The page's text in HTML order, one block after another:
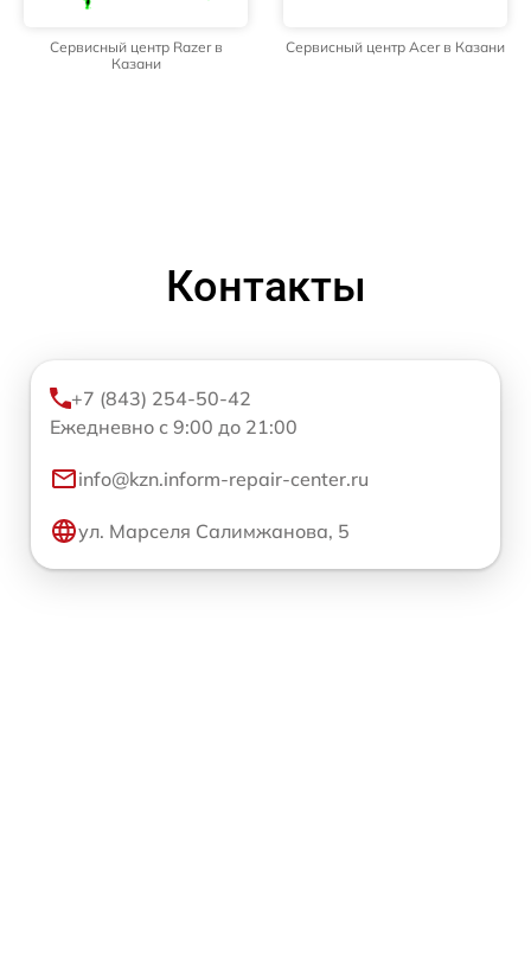
Сервисный центр Razer в
Казани
Сервисный центр Acer в Казани
Контакты
+7 (843) 254-50-42
Ежедневно с 9:00 до 21:00
info@kzn.inform-repair-center.ru
ул. Марселя Салимжанова, 5